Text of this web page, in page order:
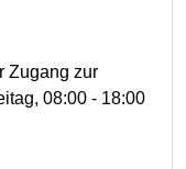
Zugang zur
08:00 - 18:00